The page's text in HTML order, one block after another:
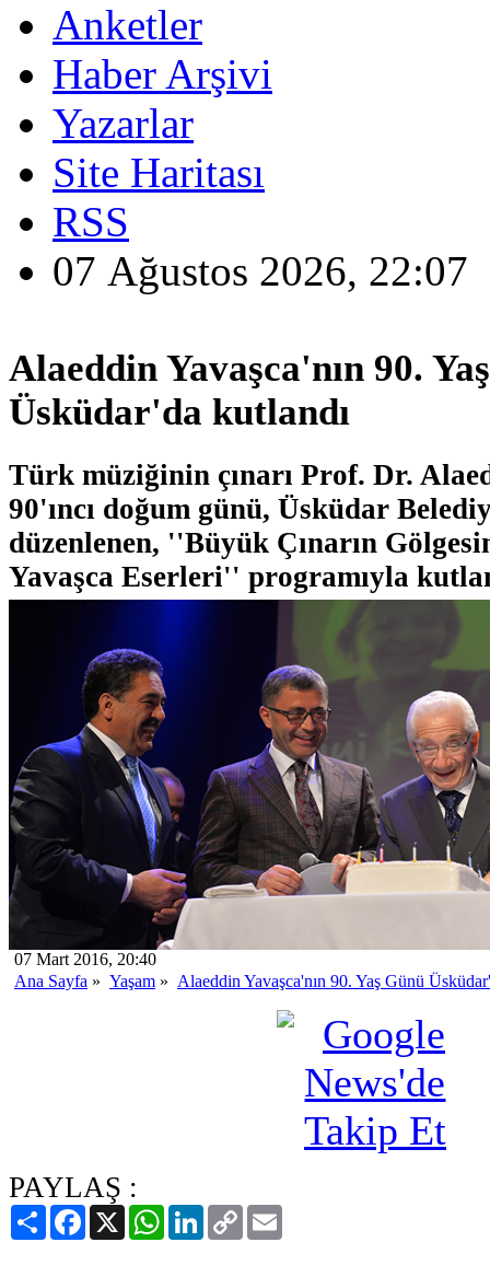
Anketler
Haber Arşivi
Yazarlar
Site Haritası
RSS
07 Ağustos 2026, 22:07
Alaeddin Yavaşca'nın 90.
Üsküdar'da kutlandı
Türk müziğinin çınarı Prof. Dr.
90'ıncı doğum günü, Üsküdar
düzenlenen, ''Büyük Çınarın
Yavaşca Eserleri'' programıyla
07 Mart 2016, 20:40
Ana Sayfa » Yaşam » Alaeddin Yavaşca'nın 90. Yaş Günü
PAYLAŞ :
PaylaşFacebook
X WhatsAppLinkedIn
Copy
Link